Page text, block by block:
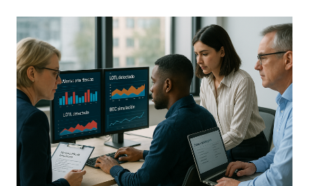
UN
¿POR
QUÉ
NO
SE
CONSIGUE
UN
90%
MÁS